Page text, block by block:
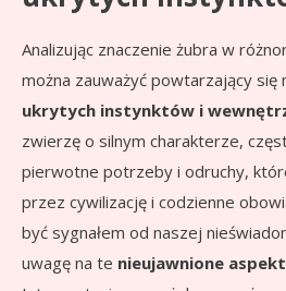
Analizując znaczenie żubra w
można zauważyć powtarzający się
ukrytych instynktów i
zwierzę o silnym charakterze,
pierwotne potrzeby i odruchy,
przez cywilizację i codzienne
być sygnałem od naszej
uwagę na te nieujawnione